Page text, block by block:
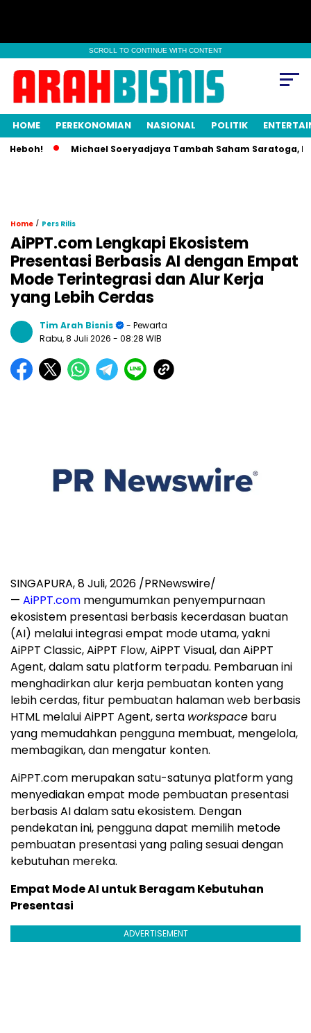
SCROLL TO CONTINUE WITH CONTENT
HOME PEREKONOMIAN NASIONAL POLITIK
Michael Soeryadjaya Tambah Saham Saratoga,
Home / Pers Rilis
AiPPT.com Lengkapi Ekosistem
Presentasi Berbasis AI dengan Empat
Mode Terintegrasi dan Alur Kerja
yang Lebih Cerdas
Tim Arah Bisnis
- Pewarta
Rabu, 8 Juli 2026 - 08:28 WIB
SINGAPURA,8 Juli, 2026 /PRNewswire/
— AiPPT.com mengumumkan penyempurnaan
ekosistem presentasi berbasis kecerdasan buatan
(AI) melalui integrasi empat mode utama, yakni
AiPPT Classic, AiPPT Flow, AiPPT Visual, dan AiPPT
Agent, dalam satu platform terpadu. Pembaruan ini
menghadirkan alur kerja pembuatan konten yang
lebih cerdas, fitur pembuatan halaman web berbasis
HTML melalui AiPPT Agent, serta workspace baru
yang memudahkan pengguna membuat, mengelola,
membagikan, dan mengatur konten.
AiPPT.com merupakan satu-satunya platform yang
menyediakan empat mode pembuatan presentasi
berbasis AI dalam satu ekosistem. Dengan
pendekatan ini, pengguna dapat memilih metode
pembuatan presentasi yang paling sesuai dengan
kebutuhan mereka.
Empat Mode AI untuk Beragam Kebutuhan
Presentasi
ADVERTISEMENT